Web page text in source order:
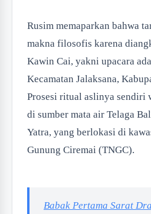
Rusim memaparkan bahwa
makna filosofis karena
Kawin Cai, yakni upacara
Kecamatan Jalaksana,
Prosesi ritual aslinya sendiri
di sumber mata air Telaga
Yatra, yang berlokasi di
Gunung Ciremai (TNGC).
Babak Pertama Sarat